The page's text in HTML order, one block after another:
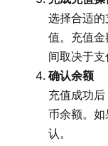
选择合适
值。充值
间取决于支
确认余额
充值成功
币余额。
认。